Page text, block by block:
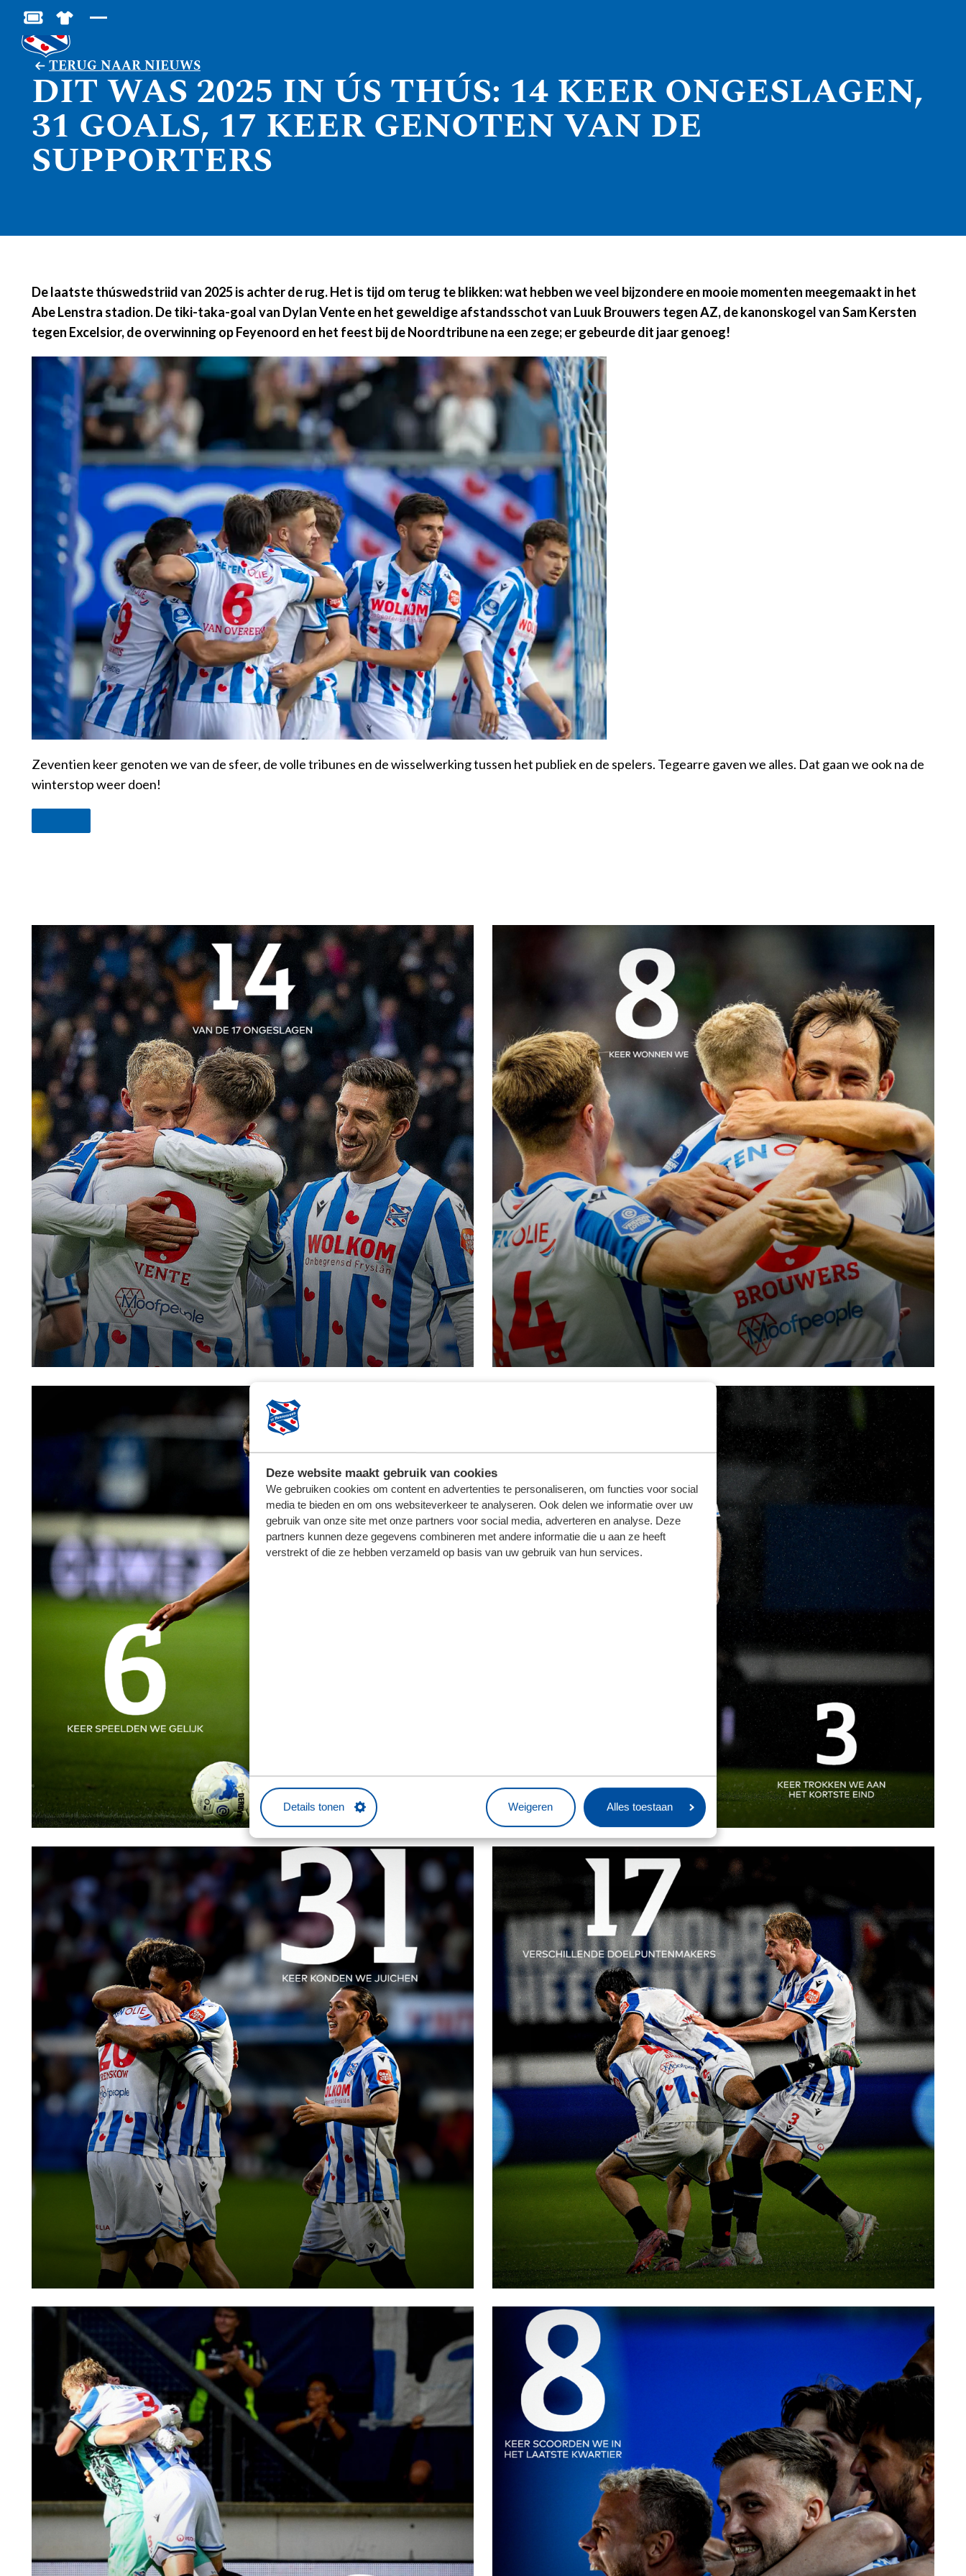
Deze website maakt gebruik van cookies
We gebruiken cookies om content en advertenties te personaliseren, om functies voor social
media te bieden en om ons websiteverkeer te analyseren. Ook delen we informatie over uw
gebruik van onze site met onze partners voor social media, adverteren en analyse. Deze
partners kunnen deze gegevens combineren met andere informatie die u aan ze heeft
verstrekt of die ze hebben verzameld op basis van uw gebruik van hun services.
Details tonen Weigeren Alles toestaan
BESTEL JOUW TICKETS
SHOP IN DE FEANSTORE
TERUG NAAR NIEUWS
DIT WAS 2025 IN ÚS THÚS: 14 KEER ONGESLAGEN,
31 GOALS, 17 KEER GENOTEN VAN DE
SUPPORTERS
De laatste thúswedstriid van 2025 is achter de rug. Het is tijd om terug te blikken: wat hebben we veel bijzondere en mooie momenten meegemaakt in het
Abe Lenstra stadion. De tiki-taka-goal van Dylan Vente en het geweldige afstandsschot van Luuk Brouwers tegen AZ, de kanonskogel van Sam Kersten
tegen Excelsior, de overwinning op Feyenoord en het feest bij de Noordtribune na een zege; er gebeurde dit jaar genoeg!
Zeventien keer genoten we van de sfeer, de volle tribunes en de wisselwerking tussen het publiek en de spelers. Tegearre gaven we alles. Dat gaan we ook na de
winterstop weer doen!